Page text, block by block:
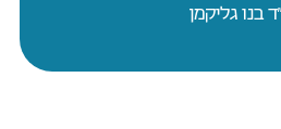
בנו גליקמן